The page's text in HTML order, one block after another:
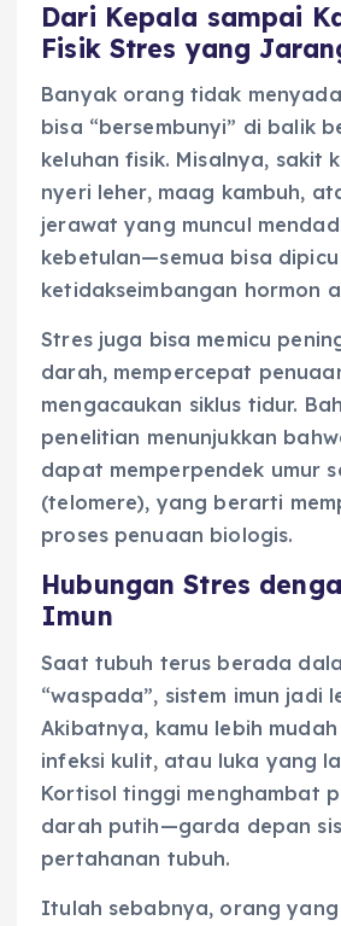
Dari Kepala sampai
Fisik Stres yang
Banyak orang tidak
bisa “bersembunyi” di balik
keluhan fisik. Misalnya, sakit
nyeri leher, maag kambuh,
jerawat yang muncul
kebetulan—semua bisa
ketidakseimbangan hormon
Stres juga bisa memicu
darah, mempercepat
mengacaukan siklus tidur.
penelitian menunjukkan
dapat memperpendek umur
(telomere), yang berarti
proses penuaan biologis.
Hubungan Stres
Imun
Saat tubuh terus berada
“waspada”, sistem imun jadi
Akibatnya, kamu lebih
infeksi kulit, atau luka yang
Kortisol tinggi menghambat
darah putih—garda depan
pertahanan tubuh.
Itulah sebabnya, orang